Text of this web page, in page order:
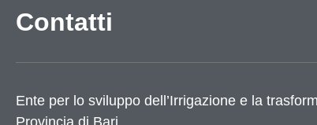
Informazioni
Contatti
Ente per lo sviluppo dell’Irrigazione e la
Provincia di Bari